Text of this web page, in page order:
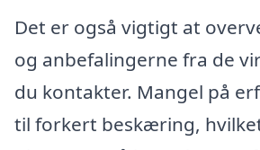
Det er også vigtigt at
og anbefalingerne fra de
du kontakter. Mangel på
til forkert beskæring,